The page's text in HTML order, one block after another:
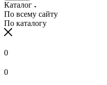
Каталог
По всему сайту
По каталогу
0
0